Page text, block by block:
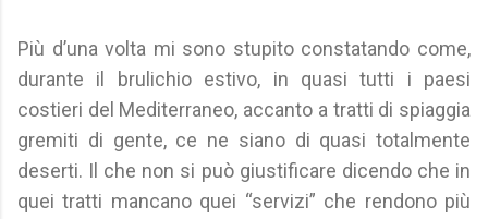
Più d’una volta mi sono stupito constatando come,
durante il brulichio estivo, in quasi tutti i paesi
costieri del Mediterraneo, accanto a tratti di spiaggia
gremiti di gente, ce ne siano di quasi totalmente
deserti. Il che non si può giustificare dicendo che in
quei tratti mancano quei “servizi” che rendono più